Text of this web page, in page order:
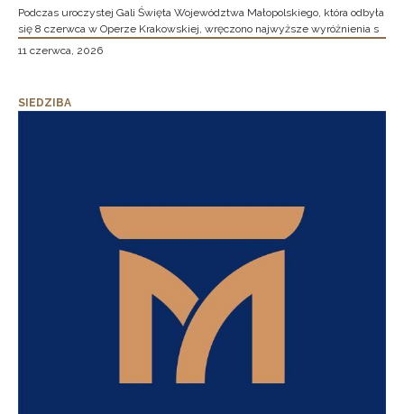
Podczas uroczystej Gali Święta Województwa Małopolskiego, która odbyła
się 8 czerwca w Operze Krakowskiej, wręczono najwyższe wyróżnienia s
11 czerwca, 2026
SIEDZIBA